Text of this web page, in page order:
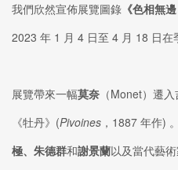
我們欣然宣佈展覽圖錄 《色相無邊
2023 年 1 月 4 日至 4 月 18 日在
展覽帶來一幅莫奈 （Monet）遷
《牡丹》(Pivoines ，1887 年作)
極、朱德群和謝景蘭以及當代藝